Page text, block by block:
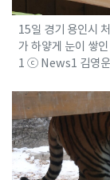
15일 경기 용인시
가 하얗게 눈이 쌓
1 ⓒ News1 김영